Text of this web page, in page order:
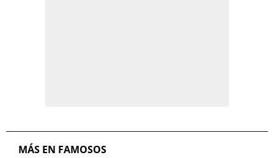
MÁS EN FAMOSOS